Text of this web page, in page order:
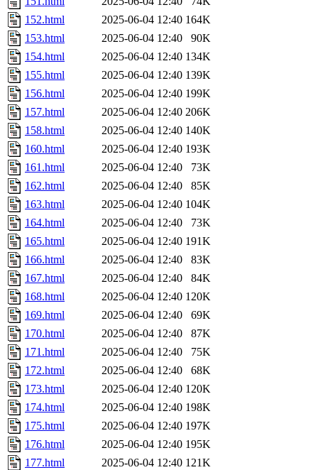
152.html
2025-06-04 12:40 164K
153.html
2025-06-04 12:40
90K
154.html
2025-06-04 12:40 134K
155.html
2025-06-04 12:40 139K
156.html
2025-06-04 12:40 199K
157.html
2025-06-04 12:40 206K
158.html
2025-06-04 12:40 140K
160.html
2025-06-04 12:40 193K
161.html
2025-06-04 12:40
73K
162.html
2025-06-04 12:40
85K
163.html
2025-06-04 12:40 104K
164.html
2025-06-04 12:40
73K
165.html
2025-06-04 12:40 191K
166.html
2025-06-04 12:40
83K
167.html
2025-06-04 12:40
84K
168.html
2025-06-04 12:40 120K
169.html
2025-06-04 12:40
69K
170.html
2025-06-04 12:40
87K
171.html
2025-06-04 12:40
75K
172.html
2025-06-04 12:40
68K
173.html
2025-06-04 12:40 120K
174.html
2025-06-04 12:40 198K
175.html
2025-06-04 12:40 197K
176.html
2025-06-04 12:40 195K
177.html
2025-06-04 12:40 121K